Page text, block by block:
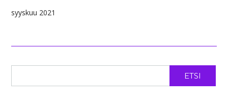
syyskuu 2021
ETSI